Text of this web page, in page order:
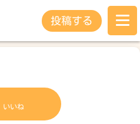
投稿する
いいね